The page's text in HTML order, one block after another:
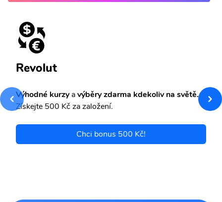
Revolut
Výhodné kurzyavýběry zdarma kdekoliv na světě.
Získejte 500 Kč za založení.
Chci bonus 500 Kč!